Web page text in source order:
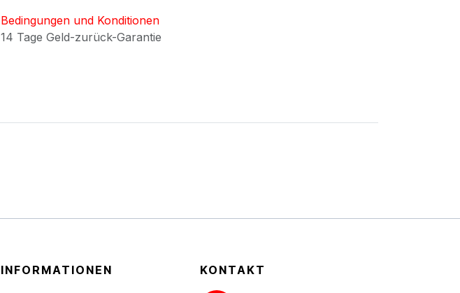
Bedingungen und Konditionen
14 Tage Geld-zurück-Garantie
INFORMATIONEN KONTAKT